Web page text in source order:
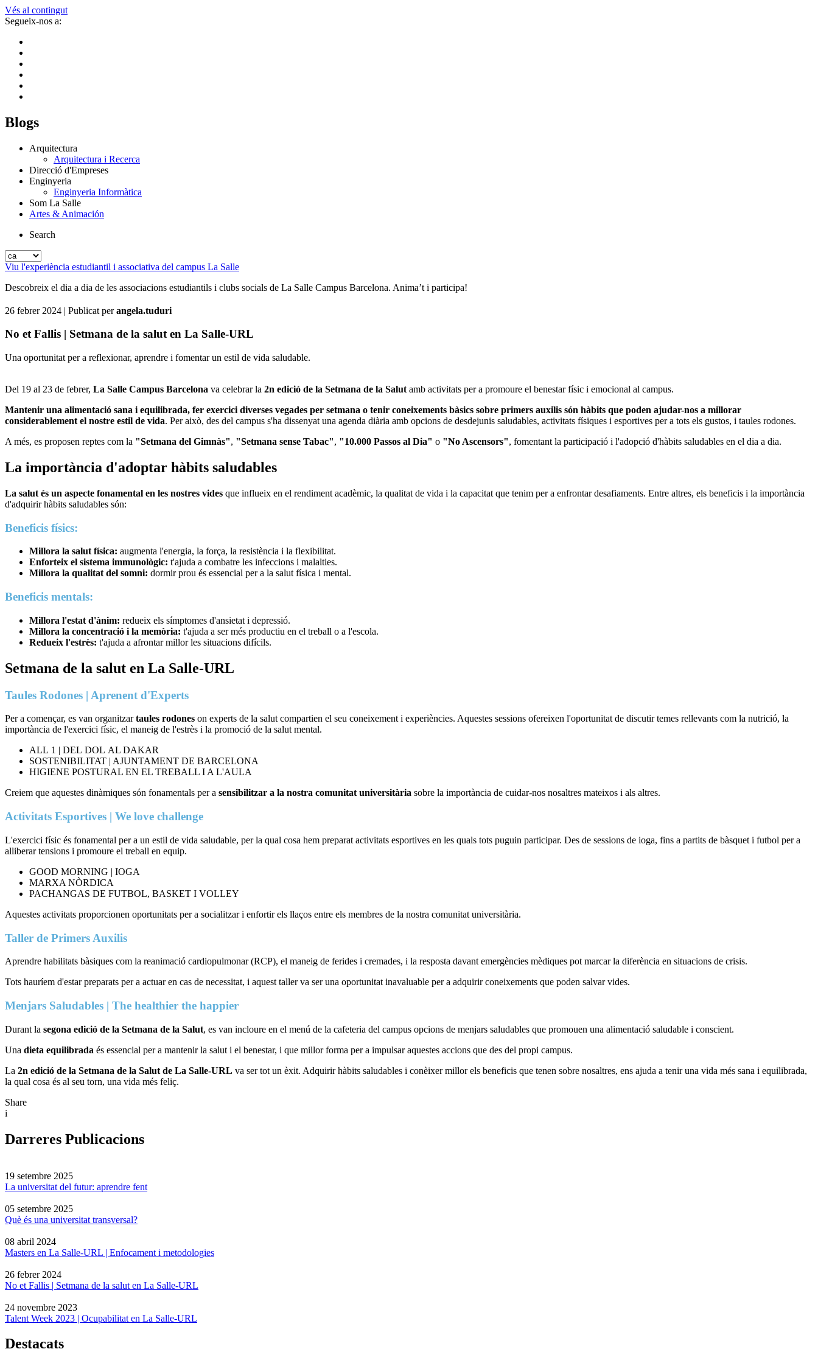
Vés al contingut
Segueix-nos a:
Blogs
Arquitectura
Arquitectura i Recerca
Direcció d'Empreses
Enginyeria
Enginyeria Informàtica
Som La Salle
Artes & Animación
Search
Viu l'experiència estudiantil i associativa del campus La Salle
Descobreix el dia a dia de les associacions estudiantils i clubs socials de La Salle Campus Barcelona. Anima’t i participa!
26 febrer 2024 | Publicat perangela.tuduri
No et Fallis | Setmana de la salut en La Salle-URL
Una oportunitat per a reflexionar, aprendre i fomentar un estil de vida saludable.
Del 19 al 23 de febrer, La Salle Campus Barcelona va celebrar la 2n edició de la Setmana de la Salut amb activitats per a promoure el benestar físic i emocional al campus.
Mantenir una alimentació sana i equilibrada, fer exercici diverses vegades per setmana o tenir coneixements bàsics sobre primers auxilis són hàbits que poden ajudar-nos a millorar
considerablement el nostre estil de vida. Per això, des del campus s'ha dissenyat una agenda diària amb opcions de desdejunis saludables, activitats físiques i esportives per a tots els gustos, i taules rodones.
A més, es proposen reptes com la "Setmana del Gimnàs", "Setmana sense Tabac", "10.000 Passos al Dia" o "No Ascensors", fomentant la participació i l'adopció d'hàbits saludables en el dia a dia.
La importància d'adoptar hàbits saludables
La salut és un aspecte fonamental en les nostres vides que influeix en el rendiment acadèmic, la qualitat de vida i la capacitat que tenim per a enfrontar desafiaments. Entre altres, els beneficis i la importància
d'adquirir hàbits saludables són:
Beneficis físics:
Millora la salut física: augmenta l'energia, la força, la resistència i la flexibilitat.
Enforteix el sistema immunològic: t'ajuda a combatre les infeccions i malalties.
Millora la qualitat del somni: dormir prou és essencial per a la salut física i mental.
Beneficis mentals:
Millora l'estat d'ànim: redueix els símptomes d'ansietat i depressió.
Millora la concentració i la memòria: t'ajuda a ser més productiu en el treball o a l'escola.
Redueix l'estrès: t'ajuda a afrontar millor les situacions difícils.
Setmana de la salut en La Salle-URL
Taules Rodones | Aprenent d'Experts
Per a començar, es van organitzartaules rodones on experts de la salut compartien el seu coneixement i experiències. Aquestes sessions ofereixen l'oportunitat de discutir temes rellevants com la nutrició, la
importància de l'exercici físic, el maneig de l'estrès i la promoció de la salut mental.
ALL 1 | DEL DOL AL DAKAR
SOSTENIBILITAT | AJUNTAMENT DE BARCELONA
HIGIENE POSTURAL EN EL TREBALL I A L'AULA
Creiem que aquestes dinàmiques són fonamentals per a sensibilitzar a la nostra comunitat universitària sobre la importància de cuidar-nos nosaltres mateixos i als altres.
Activitats Esportives | We love challenge
L'exercici físic és fonamental per a un estil de vida saludable, per la qual cosa hem preparat activitats esportives en les quals tots puguin participar. Des de sessions de ioga, fins a partits de bàsquet i futbol per a
alliberar tensions i promoure el treball en equip.
GOOD MORNING | IOGA
MARXA NÒRDICA
PACHANGAS DE FUTBOL, BASKET I VOLLEY
Aquestes activitats proporcionen oportunitats per a socialitzar i enfortir els llaços entre els membres de la nostra comunitat universitària.
Taller de Primers Auxilis
Aprendre habilitats bàsiques com la reanimació cardiopulmonar (RCP), el maneig de ferides i cremades, i la resposta davant emergències mèdiques pot marcar la diferència en situacions de crisis.
Tots hauríem d'estar preparats per a actuar en cas de necessitat, i aquest taller va ser una oportunitat inavaluable per a adquirir coneixements que poden salvar vides.
Menjars Saludables | The healthier the happier
Durant la segona edició de la Setmana de la Salut, es van incloure en el menú de la cafeteria del campus opcions de menjars saludables que promouen una alimentació saludable i conscient.
Una dieta equilibrada és essencial per a mantenir la salut i el benestar, i que millor forma per a impulsar aquestes accions que des del propi campus.
La 2n edició de la Setmana de la Salut de La Salle-URL va ser tot un èxit. Adquirir hàbits saludables i conèixer millor els beneficis que tenen sobre nosaltres, ens ajuda a tenir una vida més sana i equilibrada,
la qual cosa és al seu torn, una vida més feliç.
Share
i
Darreres Publicacions
19 setembre 2025
La universitat del futur: aprendre fent
05 setembre 2025
Què és una universitat transversal?
08 abril 2024
Masters en La Salle-URL | Enfocament i metodologies
26 febrer 2024
No et Fallis | Setmana de la salut en La Salle-URL
24 novembre 2023
Talent Week 2023 | Ocupabilitat en La Salle-URL
Destacats